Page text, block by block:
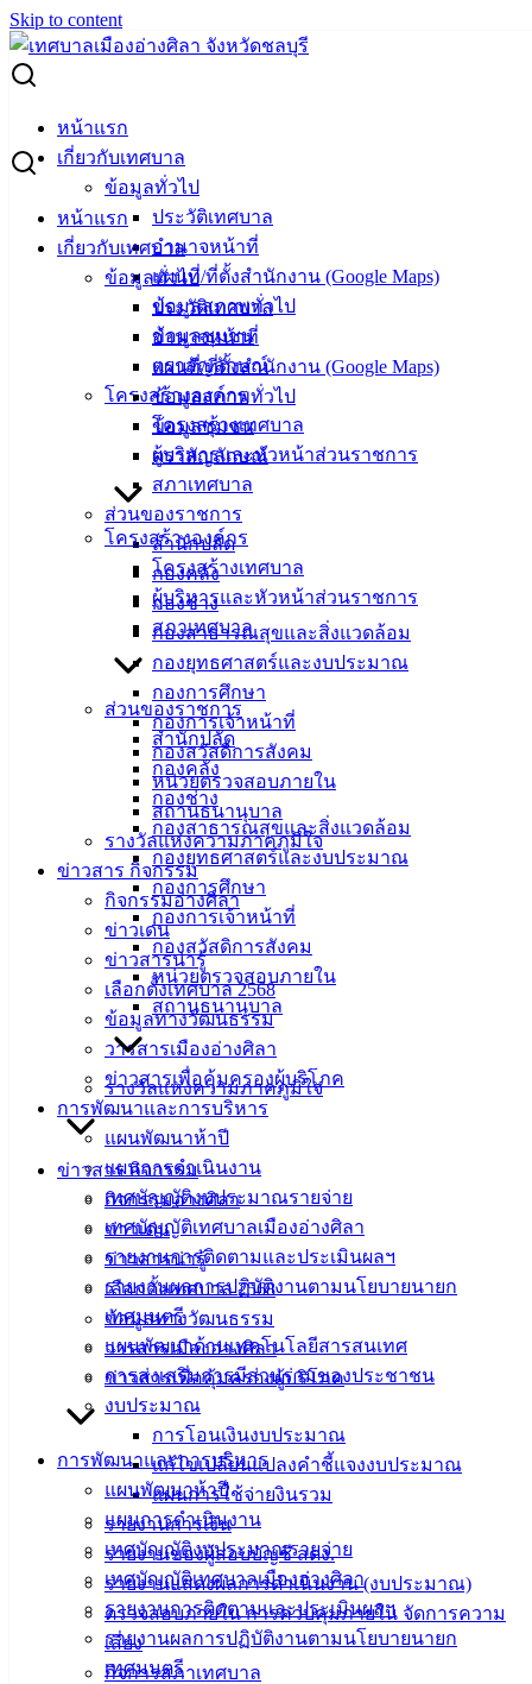
Skip to content
หน้าแรก
เกี่ยวกับเทศบาล
ข้อมูลทั่วไป
ประวัติเทศบาล
อำนาจหน้าที่
แผนที่/ที่ตั้งสำนักงาน (Google Maps)
ข้อมูลสภาพทั่วไป
ข้อมูลชุมชน
ตราสัญลักษณ์
โครงสร้างองค์กร
โครงสร้างเทศบาล
ผู้บริหารและหัวหน้าส่วนราชการ
สภาเทศบาล
ส่วนของราชการ
สำนักปลัด
กองคลัง
กองช่าง
กองสาธารณสุขและสิ่งแวดล้อม
กองยุทธศาสตร์และงบประมาณ
กองการศึกษา
กองการเจ้าหน้าที่
กองสวัสดิการสังคม
หน่วยตรวจสอบภายใน
สถานธนานุบาล
รางวัลแห่งความภาคภูมิใจ
ข่าวสาร กิจกรรม
กิจกรรมอ่างศิลา
ข่าวเด่น
ข่าวสารน่ารู้
เลือกตั้งเทศบาล 2568
ข้อมูลทางวัฒนธรรม
วารสารเมืองอ่างศิลา
ข่าวสารเพื่อคุ้มครองผู้บริโภค
การพัฒนาและการบริหาร
แผนพัฒนาห้าปี
แผนการดำเนินงาน
เทศบัญญัติงบประมาณรายจ่าย
เทศบัญญัติเทศบาลเมืองอ่างศิลา
รายงานการติดตามและประเมินผลฯ
รายงานผลการปฏิบัติงานตามนโยบายนายก
เทศมนตรี
แผนพัฒนาด้านเทคโนโลยีสารสนเทศ
การส่งเสริมการมีส่วนร่วมของประชาชน
งบประมาณ
การโอนเงินงบประมาณ
แก้ไขเปลี่ยนแปลงคำชี้แจงงบประมาณ
แผนการใช้จ่ายงินรวม
รายงานการเงิน
รายงานของผู้สอบบัญชี สตง.
รายงานแสดงผลการดำเนินงาน (งบประมาณ)
ตรวจสอบภายใน การควบคุมภายใน จัดการความ
เสี่ยง
กิจการสภาเทศบาล
หน้าแรก
เกี่ยวกับเทศบาล
ข้อมูลทั่วไป
ประวัติเทศบาล
อำนาจหน้าที่
แผนที่/ที่ตั้งสำนักงาน (Google Maps)
ข้อมูลสภาพทั่วไป
ข้อมูลชุมชน
ตราสัญลักษณ์
โครงสร้างองค์กร
โครงสร้างเทศบาล
ผู้บริหารและหัวหน้าส่วนราชการ
สภาเทศบาล
ส่วนของราชการ
สำนักปลัด
กองคลัง
กองช่าง
กองสาธารณสุขและสิ่งแวดล้อม
กองยุทธศาสตร์และงบประมาณ
กองการศึกษา
กองการเจ้าหน้าที่
กองสวัสดิการสังคม
หน่วยตรวจสอบภายใน
สถานธนานุบาล
รางวัลแห่งความภาคภูมิใจ
ข่าวสาร กิจกรรม
กิจกรรมอ่างศิลา
ข่าวเด่น
ข่าวสารน่ารู้
เลือกตั้งเทศบาล 2568
ข้อมูลทางวัฒนธรรม
วารสารเมืองอ่างศิลา
ข่าวสารเพื่อคุ้มครองผู้บริโภค
การพัฒนาและการบริหาร
แผนพัฒนาห้าปี
แผนการดำเนินงาน
เทศบัญญัติงบประมาณรายจ่าย
เทศบัญญัติเทศบาลเมืองอ่างศิลา
รายงานการติดตามและประเมินผลฯ
รายงานผลการปฏิบัติงานตามนโยบายนายก
เทศมนตรี
Search for:
ผู้ชนะการเสนอราคา พันธุ์ปูใช้ในโครงการขยายพันธุ์สัตว์น้ำ
เศรษฐกิจทางทะเล
ผู้ชนะการเสนอราคา พันธุ์ปูใช้ในโครงการ
ขยายพันธุ์สัตว์น้ำเศรษฐกิจทางทะเล
พฤษภาคม 29, 2026 พฤษภาคม 29, 2026
ประกาศผู้ชนะ
ประกาศผู้ชนะ ซื้อพันธุ์ปู โครงการขยายพันธุ์สัตว์น้ำ
เมืองอ่าง
เทศบาลเมือง
ม.3 ต.เสม็ด
อ.เมือง จ.ชลบุรี
142-100-104
บริการ
ประชาชน
ดาวน์โหลด
ฟอร์ม,
เอกสาร
คู่มือ
สำหรับ
ประชาชน/
คู่มือการ
ข่าวสาร
ข่าวสาร
อิเล็กทรอนิกส์
องค์
ความรู้
(Knowledge
Management)
เทศบาล